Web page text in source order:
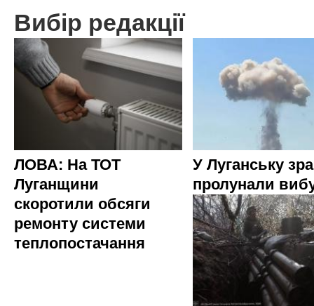
Вибір редакції
ЛОВА: На ТОТ
Луганщини
скоротили обсяги
ремонту системи
теплопостачання
У Луганську
пролунали